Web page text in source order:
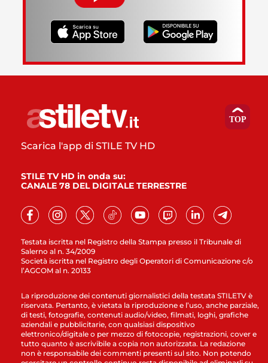
Testata iscritta nel Registro della Stampa presso il Tribunale di
Salerno al n. 34/2009
Società iscritta nel Registro degli Operatori di Comunicazione c/o
l’AGCOM al n. 20133
Scarica l'app di STILE TV HD
STILE TV HD in onda su:
CANALE 78 DEL DIGITALE TERRESTRE
La riproduzione dei contenuti giornalistici della testata STILETV è
riservata. Pertanto, è vietata la riproduzione e l’uso, anche parziale,
di testi, fotografie, contenuti audio/video, filmati, loghi, grafiche
aziendali e pubblicitarie, con qualsiasi dispositivo
elettronico/digitale o per mezzo di fotocopie, registrazioni, cover e
tutto quanto è ascrivibile a copia non autorizzata. La redazione
non è responsabile dei commenti presenti sul sito. Non potendo